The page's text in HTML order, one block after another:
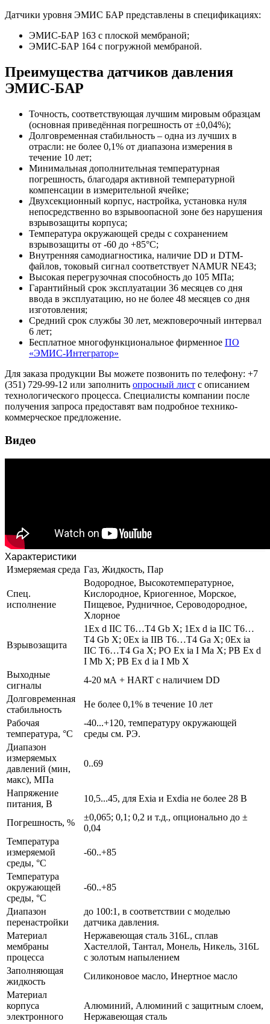
Датчики уровня ЭМИС БАР представлены в спецификациях:
ЭМИС-БАР 163 с плоской мембраной;
ЭМИС-БАР 164 с погружной мембраной.
Преимущества датчиков давления
ЭМИС-БАР
Точность, соответствующая лучшим мировым образцам
(основная приведённая погрешность от ±0,04%);
Долговременная стабильность – одна из лучших в
отрасли: не более 0,1% от диапазона измерения в
течение 10 лет;
Минимальная дополнительная температурная
погрешность, благодаря активной температурной
компенсации в измерительной ячейке;
Двухсекционный корпус, настройка, установка нуля
непосредственно во взрывоопасной зоне без нарушения
взрывозащиты корпуса;
Температура окружающей среды с сохранением
взрывозащиты от -60 до +85°С;
Внутренняя самодиагностика, наличие DD и DТМ-
файлов, токовый сигнал соответствует NAMUR NE43;
Высокая перегрузочная способность до 105 МПа;
Гарантийный срок эксплуатации 36 месяцев со дня
ввода в эксплуатацию, но не более 48 месяцев со дня
изготовления;
Средний срок службы 30 лет, межповерочный интервал
6 лет;
Бесплатное многофункциональное фирменное ПО
«ЭМИС-Интегратор»
Для заказа продукции Вы можете позвонить по телефону: +7
(351) 729-99-12 или заполнить опросный лист с описанием
технологического процесса. Специалисты компании после
получения запроса предоставят вам подробное технико-
коммерческое предложение.
Видео
Характеристики
Измеряемая среда Газ, Жидкость, Пар
Спец.
исполнение
Водородное, Высокотемпературное,
Кислородное, Криогенное, Морское,
Пищевое, Рудничное, Сероводородное,
Хлорное
Взрывозащита
1Ex d IIC T6…T4 Gb X; 1Ex d ia IIC T6…
T4 Gb X; 0Ex ia IIB T6…T4 Ga X; 0Ex ia
IIC T6…T4 Ga X; PO Ex ia I Ma X; PB Ex d
I Mb X; PB Ex d ia I Mb X
Выходные
сигналы
4-20 мА + HART с наличием DD
Долговременная
стабильность
Не более 0,1% в течение 10 лет
Рабочая
температура, °С
-40...+120, температуру окружающей
среды см. РЭ.
Диапазон
измеряемых
давлений (мин,
макс), МПа
0..69
Напряжение
питания, В
10,5...45, для Exia и Exdia не более 28 В
Погрешность, %
±0,065; 0,1; 0,2 и т.д., опционально до ±
0,04
Температура
измеряемой
среды, °С
-60..+85
Температура
окружающей
среды, °С
-60..+85
Диапазон
перенастройки
до 100:1, в соответствии с моделью
датчика давления.
Материал
мембраны
процесса
Нержавеющая сталь 316L, сплав
Хастеллой, Тантал, Монель, Никель, 316L
с золотым напылением
Заполняющая
жидкость
Силиконовое масло, Инертное масло
Материал
корпуса
электронного
Алюминий, Алюминий с защитным слоем,
Нержавеющая сталь